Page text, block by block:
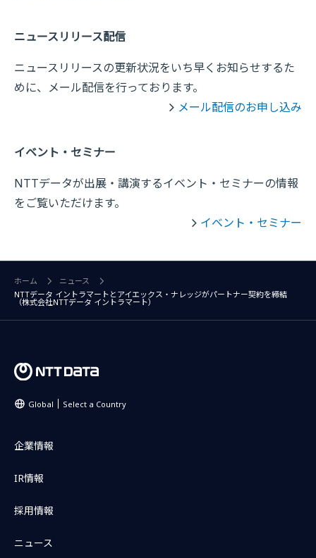
ニュースリリース配信
ニュースリリースの更新状況をいち早くお知らせするた
めに、メール配信を行っております。
メール配信のお申し込み
イベント・セミナー
NTTデータが出展・講演するイベント・セミナーの情報
をご覧いただけます。
イベント・セミナー
ホーム
ニュース
NTTデータ イントラマートとアイエックス・ナレッジがパートナー契約を締結
（株式会社NTTデータ イントラマート）
Global Select a Country
企業情報
IR情報
採用情報
ニュース